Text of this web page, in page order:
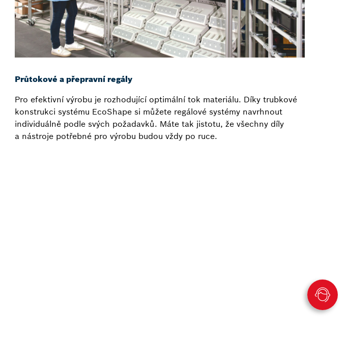
Průtokové a přepravní regály
Pro efektivní výrobu je rozhodující optimální tok materiálu. Díky trubkové
konstrukci systému EcoShape si můžete regálové systémy navrhnout
individuálně podle svých požadavků. Máte tak jistotu, že všechny díly
a nástroje potřebné pro výrobu budou vždy po ruce.